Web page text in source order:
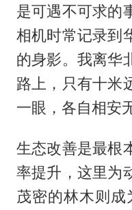
是可遇不可求的
相机时常记录到
的身影。我离华
路上，只有十米
一眼，各自相安
生态改善是最根
率提升，这里为
茂密的林木则成